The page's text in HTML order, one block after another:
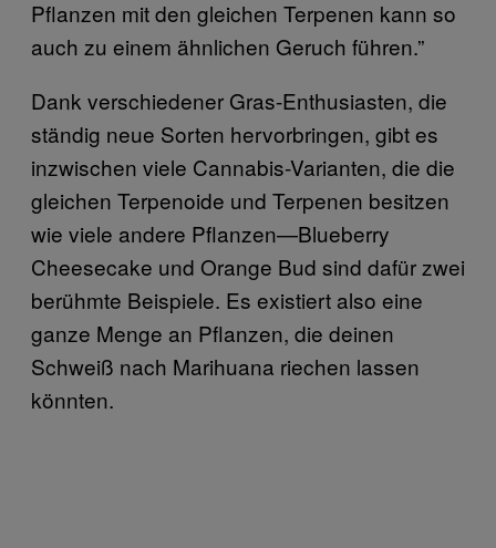
Pflanzen mit den gleichen Terpenen kann so
auch zu einem ähnlichen Geruch führen.”
Dank verschiedener Gras-Enthusiasten, die
ständig neue Sorten hervorbringen, gibt es
inzwischen viele Cannabis-Varianten, die die
gleichen Terpenoide und Terpenen besitzen
wie viele andere Pflanzen—Blueberry
Cheesecake und Orange Bud sind dafür zwei
berühmte Beispiele. Es existiert also eine
ganze Menge an Pflanzen, die deinen
Schweiß nach Marihuana riechen lassen
könnten.